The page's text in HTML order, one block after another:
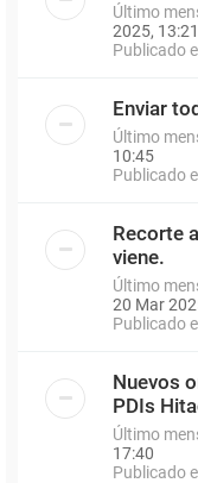
Último
2025, 13:21
Publicado
Enviar
Último
10:45
Publicado
Recorte
viene.
Último
20 Mar
Publicado
Nuevos
PDIs
Último
17:40
Publicado